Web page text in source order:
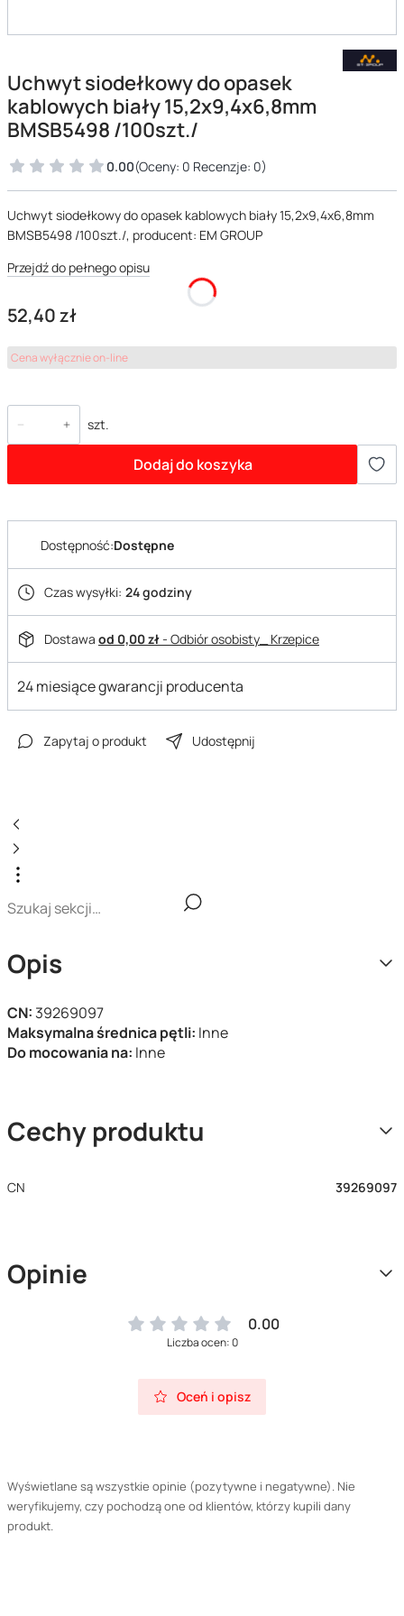
Uchwyt siodełkowy do opasek
kablowych biały 15,2x9,4x6,8mm
BMSB5498 /100szt./
0.00(Oceny: 0 Recenzje: 0)
Uchwyt siodełkowy do opasek kablowych biały 15,2x9,4x6,8mm
BMSB5498 /100szt./, producent: EM GROUP
Przejdź do pełnego opisu
Cena
52,40 zł
Cena wyłącznie on-line
szt.
Dodaj do koszyka
Dostępność:Dostępne
Czas wysyłki: 24 godziny
Dostawa od 0,00 zł- Odbiór osobisty_ Krzepice
24 miesiące gwarancji producenta
Zapytaj o produkt Udostępnij
Opis
CN: 39269097
Maksymalna średnica pętli: Inne
Do mocowania na: Inne
Cechy produktu
CN 39269097
Opinie
0.00
Liczba ocen: 0
Oceń i opisz
Wyświetlane są wszystkie opinie (pozytywne i negatywne). Nie
weryfikujemy, czy pochodzą one od klientów, którzy kupili dany
produkt.